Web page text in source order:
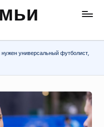
нужен универсальный футболист,